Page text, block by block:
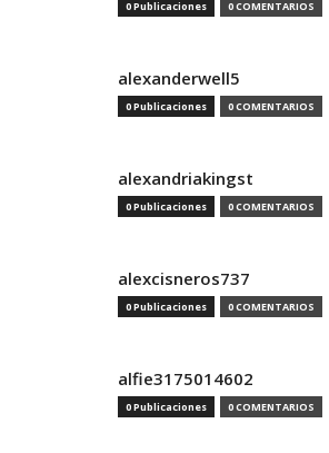
0 Publicaciones 0 COMENTARIOS
alexanderwell5
0 Publicaciones 0 COMENTARIOS
alexandriakingst
0 Publicaciones 0 COMENTARIOS
alexcisneros737
0 Publicaciones 0 COMENTARIOS
alfie3175014602
0 Publicaciones 0 COMENTARIOS